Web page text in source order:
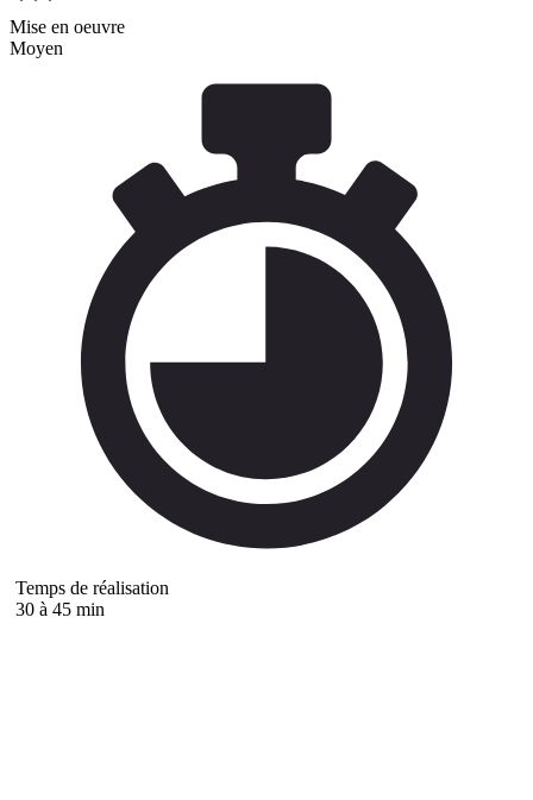
Mise en oeuvre
Moyen
Temps de réalisation
30 à 45 min